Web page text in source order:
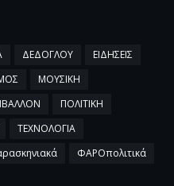
ΔΕΔΟΓΛΟΥ
ΕΙΔΗΣΕΙΣ
ΜΟΥΣΙΚΗ
ΠΟΛΙΤΙΚΗ
ΤΕΧΝΟΛΟΓΙΑ
ΦΑΡΟπολιτικά